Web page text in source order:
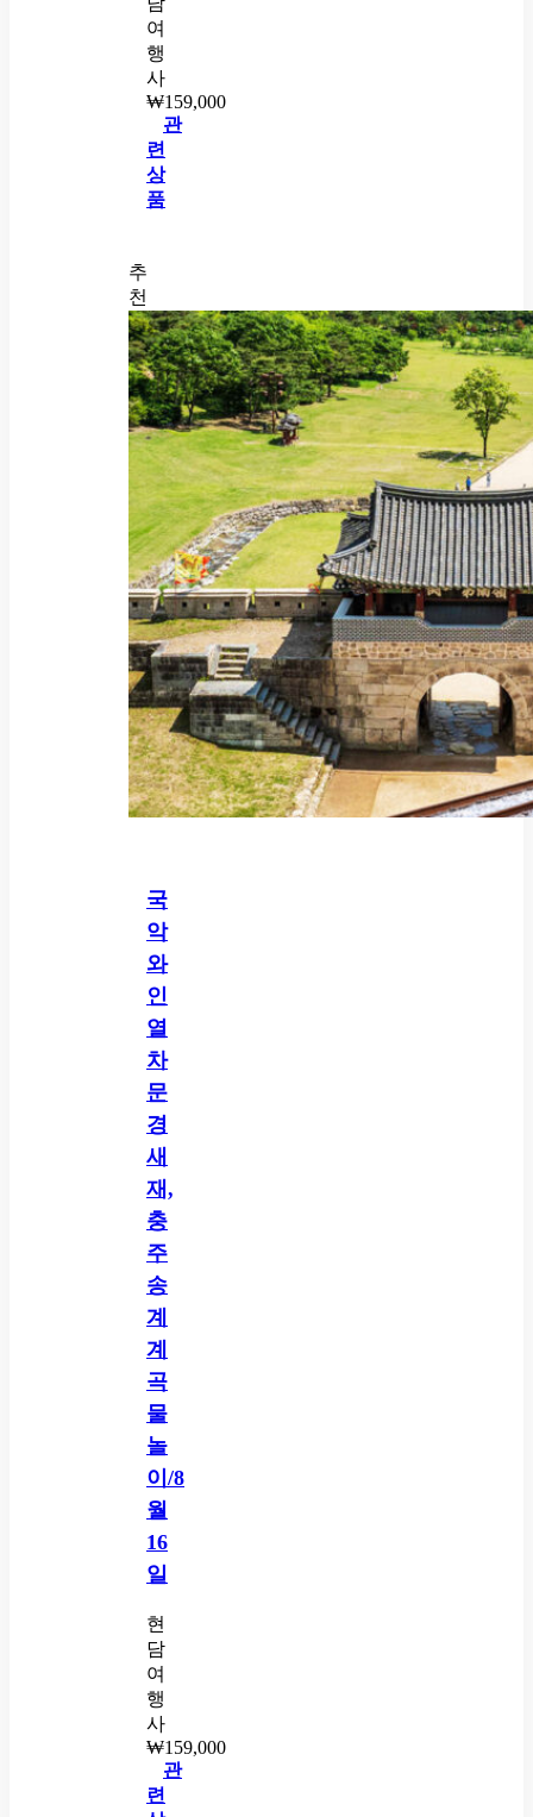
여
행
사
₩159,000
관
련
상
품
국
악
와
인
열
차
문
경
새
재,
충
주
송
계
계
곡
물
놀
이/8
월
16
일
현
담
여
행
사
₩159,000
관
련